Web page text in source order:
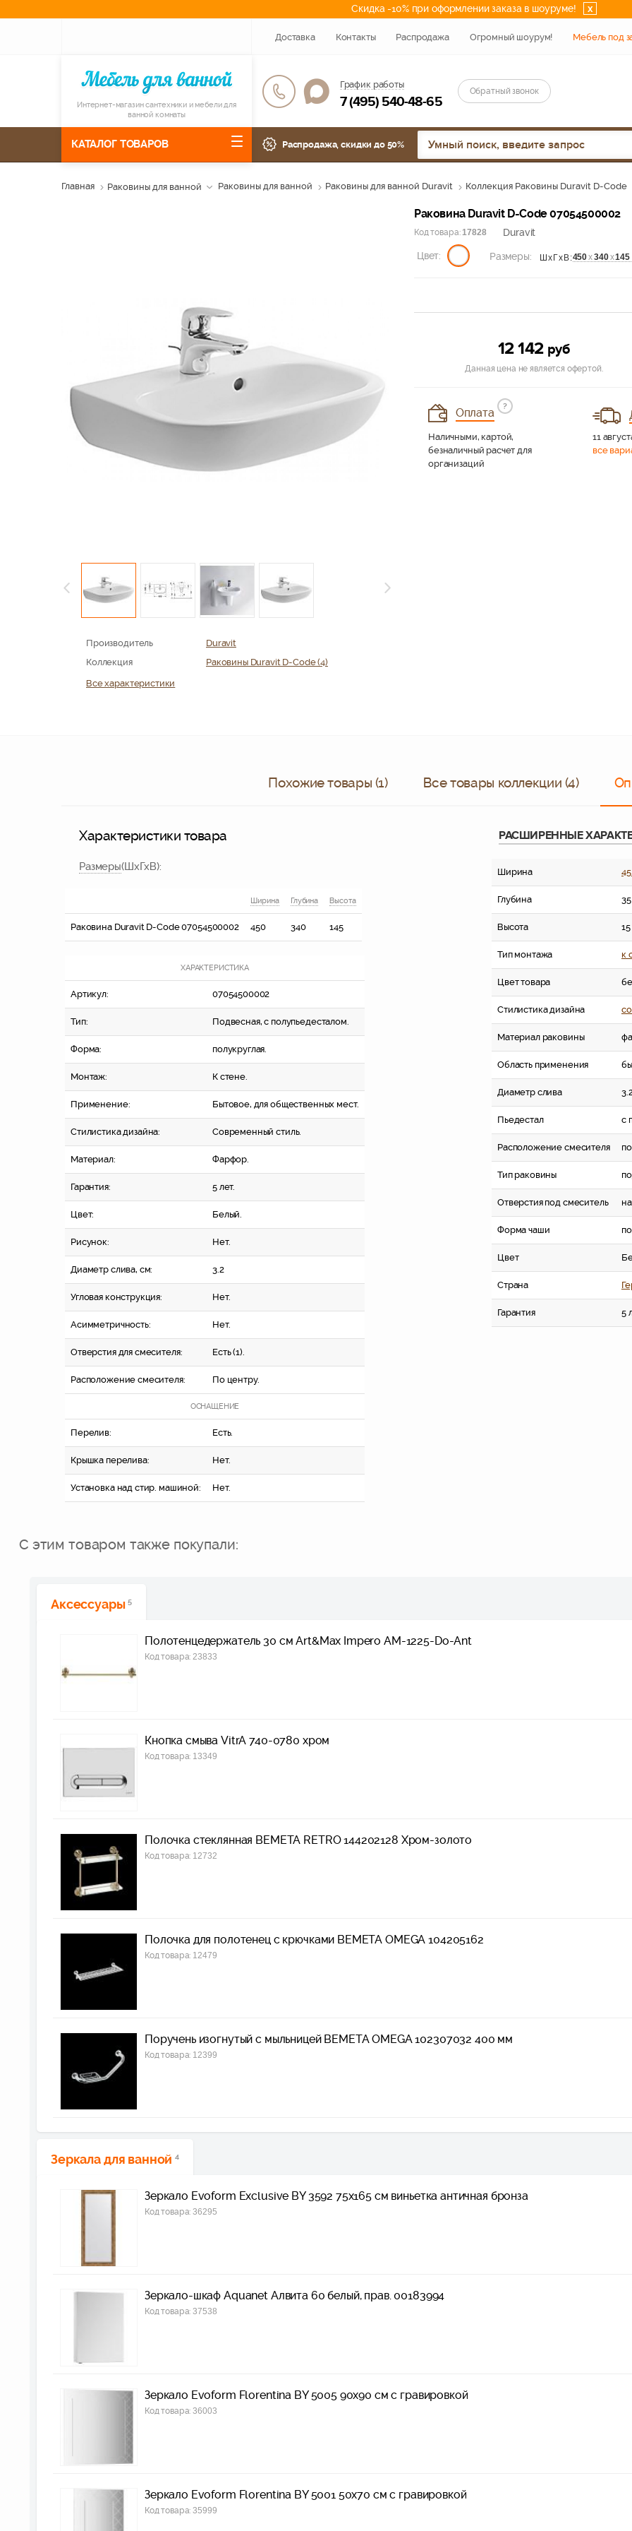
Скидка -10% при оформлении заказа в шоуруме! x
Доставка Контакты Распродажа Огромный шоурум! Мебель под
Интернет-магазин сантехники и мебели для
ванной комнаты
График работы
7 (495) 540-48-65
Обратный звонок
КАТАЛОГ ТОВАРОВ Распродажа, скидки до 50%
Главная Раковины для ванной Раковины для ванной Раковины для ванной Duravit Коллекция Раковины Duravit D-Code
Раковина Duravit D-Code 07054500002
Код товара: 17828 Duravit
Цвет: Размеры: ШхГхВ:450х340х
Производитель
Duravit
Коллекция
Раковины Duravit D-Code (4)
Все характеристики
12 142 руб
Данная цена не является офертой.
Оплата
?
Наличными, картой,
безналичный расчет для
организаций
11
все
Похожие товары (1) Все товары коллекции (4)
Характеристики товара
Размеры(ШхГхВ):
Ширина Глубина Высота
Раковина Duravit D-Code 07054500002 450 340 145
ХАРАКТЕРИСТИКА
Артикул: 07054500002
Тип: Подвесная, с полупьедесталом.
Форма: полукруглая.
Монтаж: К стене.
Применение: Бытовое, для общественных мест.
Стилистика дизайна: Современный стиль.
Материал: Фарфор.
Гарантия: 5 лет.
Цвет: Белый.
Рисунок: Нет.
Диаметр слива, см: 3.2
Угловая конструкция: Нет.
Асимметричность: Нет.
Отверстия для смесителя: Есть (1).
Расположение смесителя: По центру.
ОСНАЩЕНИЕ
Перелив: Есть.
Крышка перелива: Нет.
Установка над стир. машиной: Нет.
РАСШИРЕННЫЕ
Ширина
Глубина
Высота
Тип монтажа к
Цвет товара
Стилистика дизайна
Материал раковины
Область применения
Диаметр слива
Пьедестал с
Расположение смесителя
Тип раковины
Отверстия под смеситель
Форма чаши
Цвет
Страна
Гарантия 5
С этим товаром также покупали:
Аксессуары 5
Полотенцедержатель 30 см Art&Max Impero AM-1225-Do-Ant
Код товара: 23833
Кнопка смыва VitrA 740-0780 хром
Код товара: 13349
Полочка стеклянная BEMETA RETRO 144202128 Хром-золото
Код товара: 12732
Полочка для полотенец с крючками BEMETA OMEGA 104205162
Код товара: 12479
Поручень изогнутый с мыльницей BEMETA OMEGA 102307032 400 мм
Код товара: 12399
Зеркала для ванной 4
Зеркало Evoform Exclusive BY 3592 75x165 см виньетка античная бронза
Код товара:36295
Зеркало-шкаф Aquanet Алвита 60 белый, прав. 00183994
Код товара:37538
Зеркало Evoform Florentina BY 5005 90x90 см с гравировкой
Код товара:36003
Зеркало Evoform Florentina BY 5001 50x70 см с гравировкой
Код товара:35999